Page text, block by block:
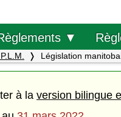
▼
Législation
à la version bilingue